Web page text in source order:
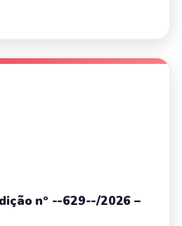
nº --629--/2026 –